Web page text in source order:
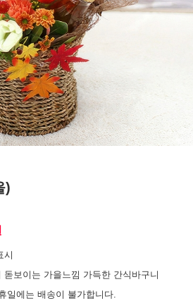
)
시
돋보이는 가을느낌 가득한 간식바구니
일에는 배송이 불가합니다.